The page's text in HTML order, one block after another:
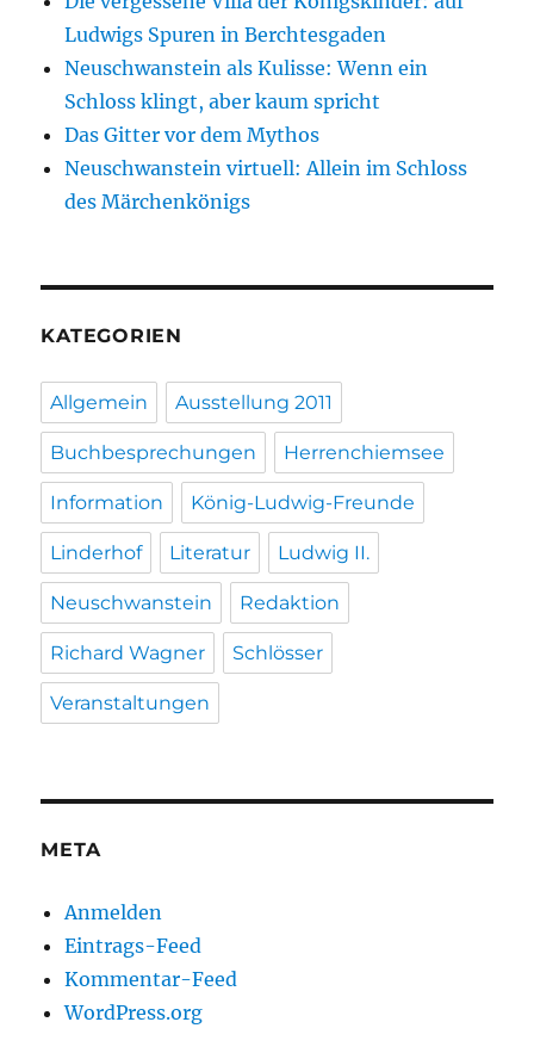
Ludwigs Spuren in Berchtesgaden
Neuschwanstein als Kulisse: Wenn ein
Schloss klingt, aber kaum spricht
Das Gitter vor dem Mythos
Neuschwanstein virtuell: Allein im Schloss
des Märchenkönigs
KATEGORIEN
Allgemein Ausstellung 2011
Buchbesprechungen Herrenchiemsee
Information König-Ludwig-Freunde
Linderhof Literatur Ludwig II.
Neuschwanstein Redaktion
Richard Wagner Schlösser
Veranstaltungen
META
Anmelden
Eintrags-Feed
Kommentar-Feed
WordPress.org